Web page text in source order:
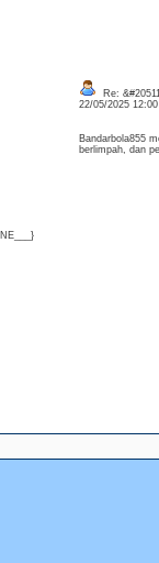
Re:
22/05/2025
Bandarbola855
berlimpah, dan